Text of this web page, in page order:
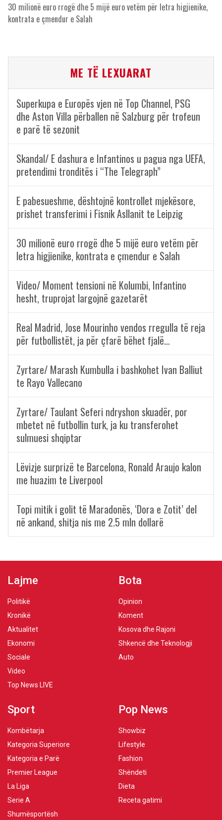
30 milionë euro rrogë dhe 5 mijë euro vetëm për letra higjienike,
kontrata e çmendur e Salah
ME TË LEXUARAT
Superkupa e Europës vjen në Top Channel, PSG
dhe Aston Villa përballen në Salzburg për trofeun
e parë të sezonit
Skandal/ E dashura e Infantinos u pagua nga UEFA,
pretendimi tronditës i “The Telegraph”
E pabesueshme, dështojnë kontrollet mjekësore,
prishet transferimi i Fisnik Asllanit te Leipzig
30 milionë euro rrogë dhe 5 mijë euro vetëm për
letra higjienike, kontrata e çmendur e Salah
Video/ Moment tensioni në Kolumbi, Infantino
hesht, truprojat largojnë gazetarët
Real Madrid, Jose Mourinho vendos rregulla të reja
për futbollistët, ja për çfarë bëhet fjalë…
Zyrtare/ Marash Kumbulla i bashkohet Ivan Balliut
te Rayo Vallecano
Zyrtare/ Taulant Seferi ndryshon skuadër, por
mbetet në futbollin turk, ja ku transferohet
sulmuesi shqiptar
Lëvizje surprizë te Barcelona, Ronald Araujo kalon
me huazim te Liverpool
Topi mitik i golit të Maradonës, ‘Dora e Zotit’ del
në ankand, shitja nis me 2.5 mln dollarë
Lajme
Politikë
Kronikë
Aktualitet
Ekonomi
Sociale
Video
Top News LIVE
Bota
Opinion
Koment
Kosova dhe Rajoni
Shkencë dhe Teknologji
Auto
Sport
Kombëtarja
Kategoria Superiore
Kategoria e Parë
Premier League
La Liga
Serie A
Shumësportësh
Pop News
Showbiz
Lifestyle
Fashion
Shëndeti
Dieta
Receta gatimi